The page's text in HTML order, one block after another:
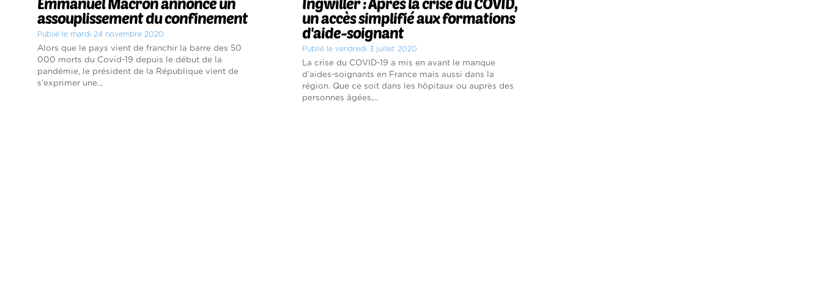
Emmanuel Macron annonce un
assouplissement du confinement
Publié le mardi 24 novembre 2020
Alors que le pays vient de franchir la barre des 50
000 morts du Covid-19 depuis le début de la
pandémie, le président de la République vient de
s'exprimer une...
Ingwiller : Après la crise du COVID,
un accès simplifié aux formations
d'aide-soignant
Publié le vendredi 3 juillet 2020
La crise du COVID-19 a mis en avant le manque
d’aides-soignants en France mais aussi dans la
région. Que ce soit dans les hôpitaux ou auprès des
personnes âgées,...